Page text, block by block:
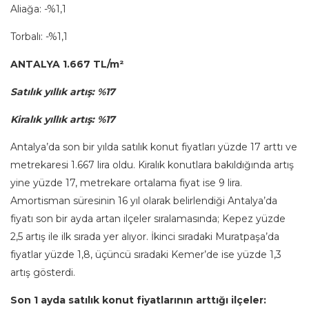
Aliağa: -%1,1
Torbalı: -%1,1
ANTALYA 1.667 TL/m²
Satılık yıllık artış: %17
Kiralık yıllık artış: %17
Antalya’da son bir yılda satılık konut fiyatları yüzde 17 arttı ve
metrekaresi 1.667 lira oldu. Kiralık konutlara bakıldığında artış
yine yüzde 17, metrekare ortalama fiyat ise 9 lira.
Amortisman süresinin 16 yıl olarak belirlendiği Antalya’da
fiyatı son bir ayda artan ilçeler sıralamasında; Kepez yüzde
2,5 artış ile ilk sırada yer alıyor. İkinci sıradaki Muratpaşa’da
fiyatlar yüzde 1,8, üçüncü sıradaki Kemer’de ise yüzde 1,3
artış gösterdi.
Son 1 ayda satılık konut fiyatlarının arttığı ilçeler: